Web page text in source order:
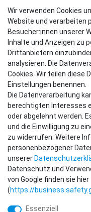
Wir verwenden Cookies
Website und verarbeiten
Besucher:innen unserer
Inhalte und Anzeigen zu
Drittanbietern
analysieren. Die
Cookies. Wir teilen diese
Einstellungen benennen.
Die Datenverarbeitung
berechtigten Interesses
oder abgelehnt werden.
und die Einwilligung zu
zu widerrufen. Weitere
personenbezogener
unserer
Datenschutz und
von Google finden sie hier
(https://
Essenziell